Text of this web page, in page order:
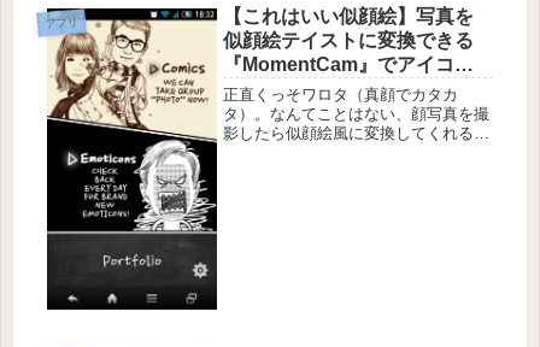
『Simeji Pro』の提供を、iPhone向け
にスタート...
アプリ
【これはいい似顔絵】写真を
似顔絵テイストに変換できる
『MomentCam』でアイコン
でも変えようかしら【自己紹
介に使える】
正直くっそワロタ（真顔でカタカ
タ）。なんてことはない、顔写真を撮
影したら似顔絵風に変換してくれるっ